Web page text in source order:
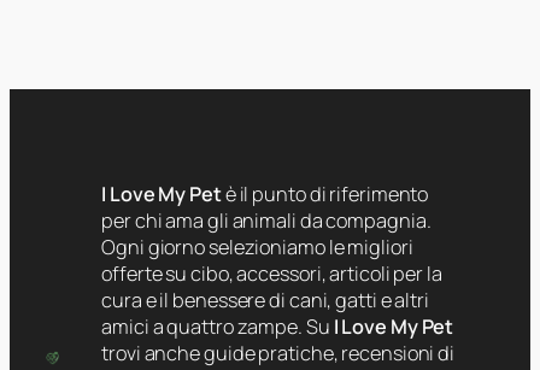
I Love My Petè il punto di riferimento
per chi ama gli animali da compagnia.
Ogni giorno selezioniamo le migliori
offerte su cibo, accessori, articoli per la
cura e il benessere di cani, gatti e altri
amici a quattro zampe. Su I Love My Pet
trovi anche guide pratiche, recensioni di